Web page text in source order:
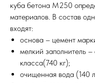
куба бетона М250
материалов. В состав
входят:
основа – цемент
мелкий заполнитель
класса(740 кг);
очищенная вода (140